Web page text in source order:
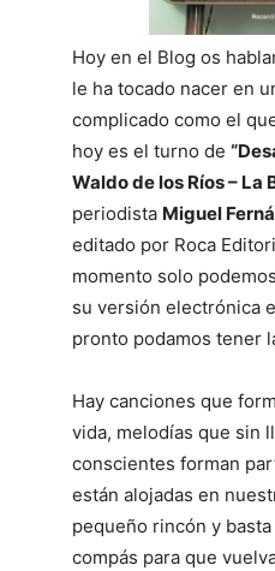
Hoy en el Blog os
le ha tocado nacer en
complicado como el
hoy es el turno de
Waldo de los Ríos – La
periodista Miguel
editado por Roca
momento solo
su versión electrónica
pronto podamos tener
Hay canciones que
vida, melodías que sin
conscientes forman
están alojadas en
pequeño rincón y
compás para que